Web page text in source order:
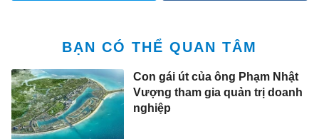
BẠN CÓ THỂ QUAN TÂM
Con gái út của ông Phạm Nhật
Vượng tham gia quản trị doanh
nghiệp